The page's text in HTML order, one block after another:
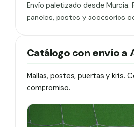
Envío paletizado desde
paneles, postes y accesorios
Catálogo con envío a
Mallas, postes, puertas y kits.
compromiso.